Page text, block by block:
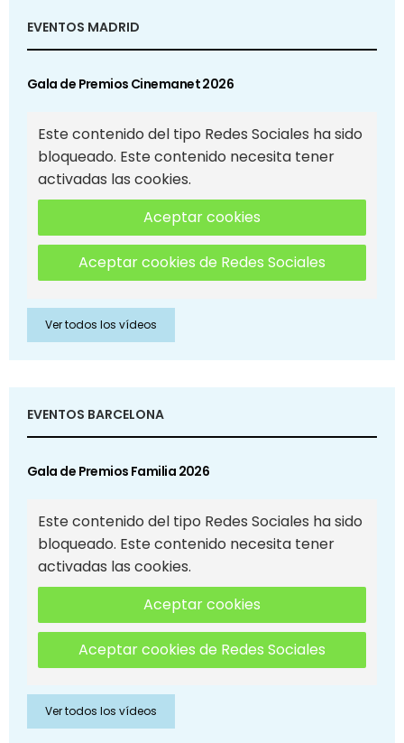
EVENTOS MADRID
Gala de Premios Cinemanet 2026
Este contenido del tipo Redes Sociales ha sido
bloqueado. Este contenido necesita tener
activadas las cookies.
Aceptar cookies
Aceptar cookies de Redes Sociales
Ver todos los vídeos
EVENTOS BARCELONA
Gala de Premios Familia 2026
Este contenido del tipo Redes Sociales ha sido
bloqueado. Este contenido necesita tener
activadas las cookies.
Aceptar cookies
Aceptar cookies de Redes Sociales
Ver todos los vídeos